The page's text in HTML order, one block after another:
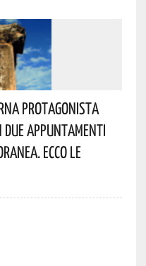
Protagonista
Appuntamenti
Ecco Le